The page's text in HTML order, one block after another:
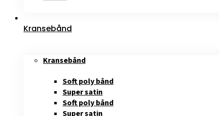
Kransebånd
Kransebånd
Soft poly bånd
Super satin
Soft poly bånd
Super satin